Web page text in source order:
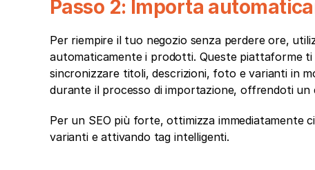
Passo 2: Importa
Per riempire il tuo negozio senza perdere ore,
automaticamente i prodotti. Queste piattaforme
sincronizzare titoli, descrizioni, foto e varianti in
durante il processo di importazione, offrendoti
Per un SEO più forte, ottimizza immediatamente
varianti e attivando tag intelligenti.